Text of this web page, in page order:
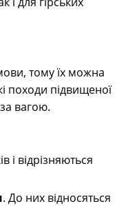
тому їх можна
походи підвищеної
за вагою.
і відрізняються
. До них відносяться